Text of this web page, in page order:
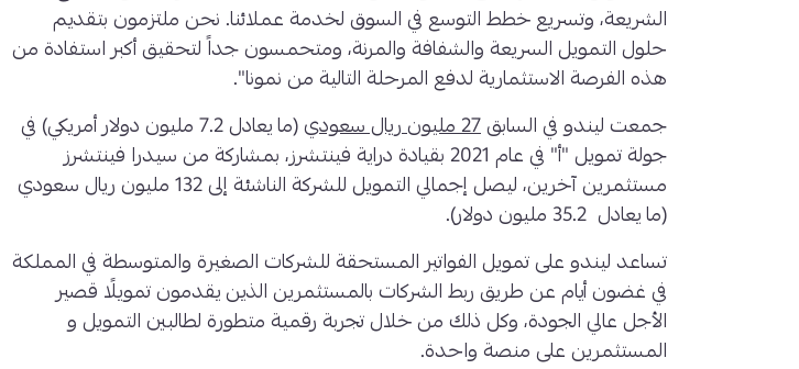
الشريعة، وتسريع خطط التوسع في السوق لخدمة عملائنا. نحن ملتزمون بتقديم
حلول التمويل السريعة والشفافة والمرنة، ومتحمسون جداً لتحقيق أكبر استفادة من
هذه الفرصة الاستثمارية لدفع المرحلة التالية من نمونا".
جمعت ليندو في السابق27 مليون ريال سعودي
(ما يعادل 7.2 مليون دولار أمريكي) في
جولة تمويل "أ" في عام 2021 بقيادة دراية فينتشرز، بمشاركة من سيدرا فينتشرز
مستثمرين آخرين، ليصل إجمالي التمويل للشركة الناشئة إلى 132 مليون ريال سعودي
(ما يعادل 35.2 مليون دولار).
تساعد ليندو على تمويل الفواتير المستحقة للشركات الصغيرة والمتوسطة في المملكة
في غضون أيام عن طريق ربط الشركات بالمستثمرين الذين يقدمون تمويلًا قصير
الأجل عالي الجودة، وكل ذلك من خلال تجربة رقمية متطورة لطالبين التمويل و
المستثمرين على منصة واحدة.